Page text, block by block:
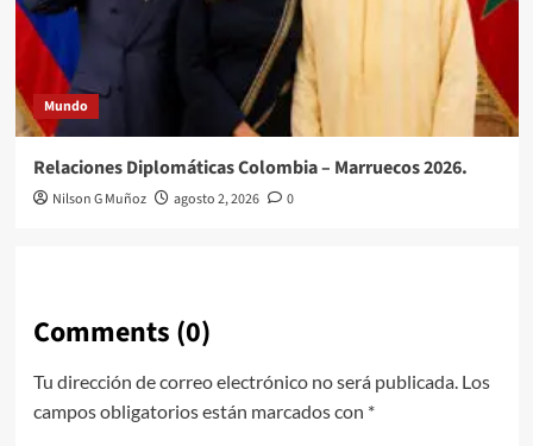
Mundo
Relaciones Diplomáticas Colombia – Marruecos 2026.
Nilson G Muñoz agosto 2, 2026 0
Comments (0)
Tu dirección de correo electrónico no será publicada. Los
campos obligatorios están marcados con *